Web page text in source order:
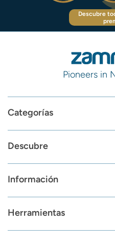
Descubre
Pioneers in
Categorías
Descubre
Información
Herramientas